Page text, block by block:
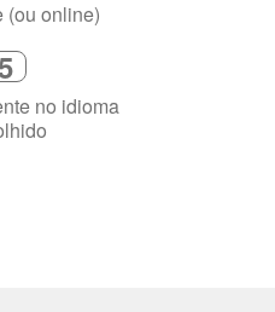
5
no idioma